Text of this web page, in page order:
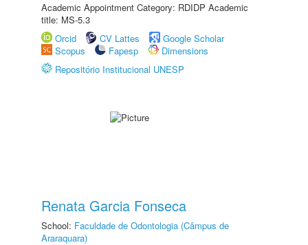
Academic Appointment Category: RDIDP Academic
title: MS-5.3
Orcid
CV Lattes
Google Scholar
Scopus
Fapesp
Dimensions
Repositório Institucional UNESP
Renata Garcia Fonseca
School: Faculdade de Odontologia (Câmpus de
Araraquara)